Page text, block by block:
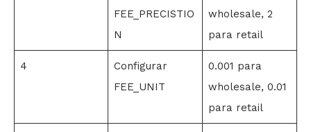
FEE_PRECISTIO
N
wholesale, 2
para retail
4
Configurar
FEE_UNIT
0.001 para
wholesale, 0.01
para retail